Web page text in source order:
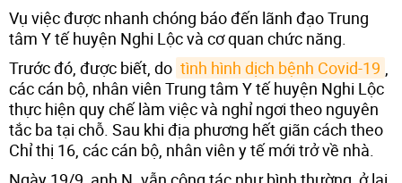
Vụ việc được nhanh chóng báo đến lãnh đạo Trung
tâm Y tế huyện Nghi Lộc và cơ quan chức năng.
Trước đó, được biết, do tình hình dịch bệnh Covid-19
các cán bộ, nhân viên Trung tâm Y tế huyện Nghi Lộc
thực hiện quy chế làm việc và nghỉ ngơi theo nguyên
tắc ba tại chỗ. Sau khi địa phương hết giãn cách theo
Chỉ thị 16, các cán bộ, nhân viên y tế mới trở về nhà.